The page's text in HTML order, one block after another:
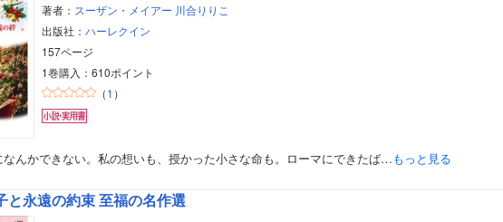
著者： スーザン・メイアー 川合りりこ
出版社： ハーレクイン
157ページ
1巻購入：610ポイント
（1 ）
なんかできない。私の想いも、授かった小さな命も。ローマにできたば…もっと見る
と永遠の約束 至福の名作選